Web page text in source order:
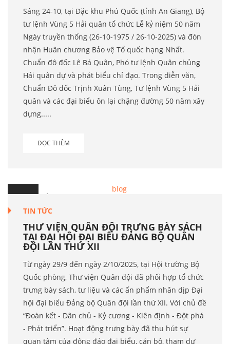
Sáng 24-10, tại Đặc khu Phú Quốc (tỉnh An Giang), Bộ
tư lệnh Vùng 5 Hải quân tổ chức Lễ kỷ niệm 50 năm
Ngày truyền thống (26-10-1975 / 26-10-2025) và đón
nhận Huân chương Bảo vệ Tổ quốc hạng Nhất.
Chuẩn đô đốc Lê Bá Quân, Phó tư lệnh Quân chủng
Hải quân dự và phát biểu chỉ đạo. Trong diễn văn,
Chuẩn Đô đốc Trịnh Xuân Tùng, Tư lệnh Vùng 5 Hải
quân và các đại biểu ôn lại chặng đường 50 năm xây
dựng.....
ĐỌC THÊM
2 Th.10
TIN TỨC
THƯ VIỆN QUÂN ĐỘI TRƯNG BÀY SÁCH
TẠI ĐẠI HỘI ĐẠI BIỂU ĐẢNG BỘ QUÂN
ĐỘI LẦN THỨ XII
Từ ngày 29/9 đến ngày 2/10/2025, tại Hội trường Bộ
Quốc phòng, Thư viện Quân đội đã phối hợp tổ chức
trưng bày sách, tư liệu và các ấn phẩm nhân dịp Đại
hội đại biểu Đảng bộ Quân đội lần thứ XII. Với chủ đề
“Đoàn kết - Dân chủ - Kỷ cương - Kiên định - Đột phá
- Phát triển”. Hoạt động trưng bày đã thu hút sự
quan tâm của đông đảo đại biểu, cán bộ, tham dự